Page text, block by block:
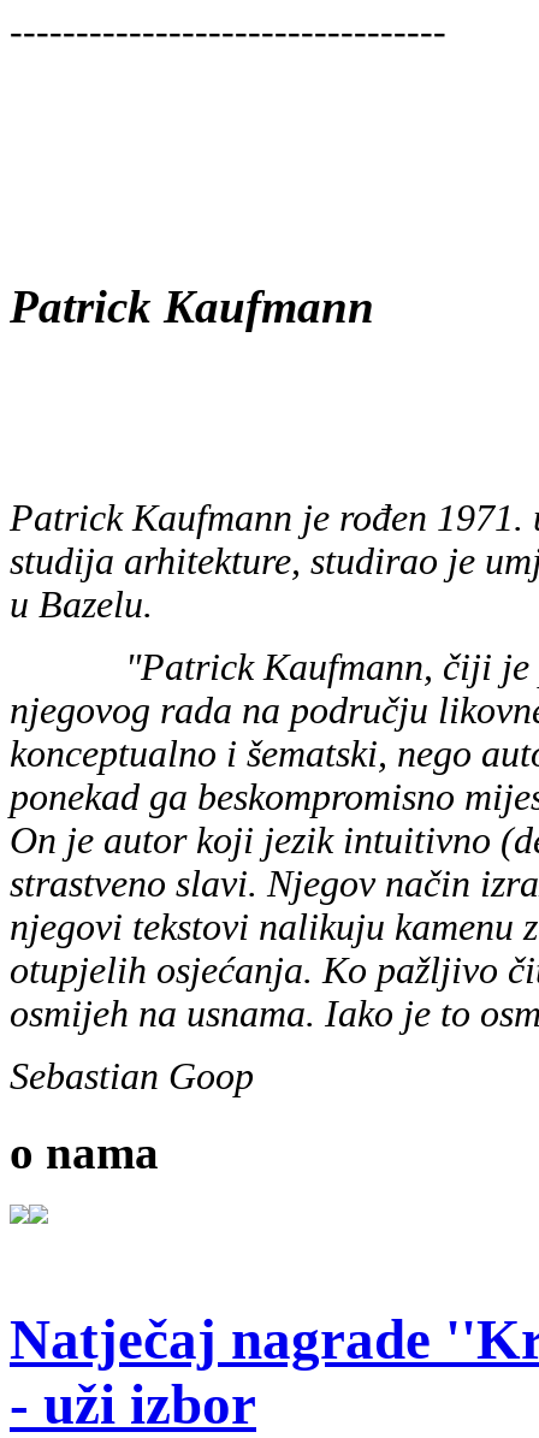
---------------------------------
Patrick Kaufmann
Patrick Kaufmann je rođen 1971.
studija arhitekture, studirao je
u Bazelu.
"Patrick Kaufmann, čiji je
njegovog rada na području
konceptualno i šematski, nego
ponekad ga beskompromisno
On je autor koji jezik intuitivno
strastveno slavi. Njegov način
njegovi tekstovi nalikuju kamenu
otupjelih osjećanja. Ko pažljivo
osmijeh na usnama. Iako je to
Sebastian Goop
o nama
Natječaj nagrade
- uži izbor